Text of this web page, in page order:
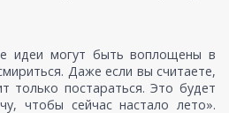
идеи могут быть воплощены в
Даже если вы считаете,
только постараться. Это будет
чтобы сейчас настало лето».